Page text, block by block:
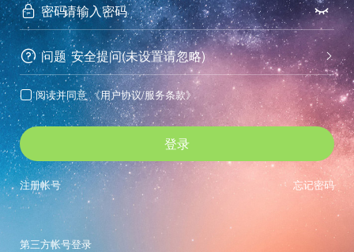
 密码 
 问题 
安全提问(未设置请忽略)
 阅读并同意 《用户协议/服务条款》
登录
忘记密码
注册帐号
第三方帐号登录